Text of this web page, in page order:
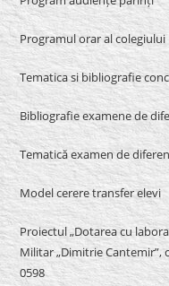
Programul orar al colegiului
Tematica si bibliografie
Bibliografie examene de
Tematică examen de
Model cerere transfer elevi
Proiectul „Dotarea cu
Militar „Dimitrie Cantemir”,
0598